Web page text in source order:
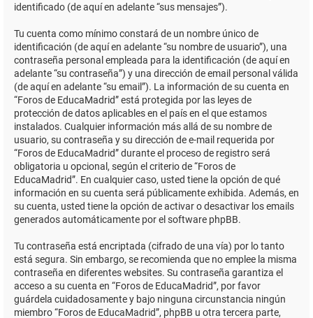
identificado (de aquí en adelante “sus mensajes”).
Tu cuenta como mínimo constará de un nombre único de
identificación (de aquí en adelante “su nombre de usuario”), una
contraseña personal empleada para la identificación (de aquí en
adelante “su contraseña”) y una dirección de email personal válida
(de aquí en adelante “su email”). La información de su cuenta en
“Foros de EducaMadrid” está protegida por las leyes de
protección de datos aplicables en el país en el que estamos
instalados. Cualquier información más allá de su nombre de
usuario, su contraseña y su dirección de e-mail requerida por
“Foros de EducaMadrid” durante el proceso de registro será
obligatoria u opcional, según el criterio de “Foros de
EducaMadrid”. En cualquier caso, usted tiene la opción de qué
información en su cuenta será públicamente exhibida. Además, en
su cuenta, usted tiene la opción de activar o desactivar los emails
generados automáticamente por el software phpBB.
Tu contraseña está encriptada (cifrado de una vía) por lo tanto
está segura. Sin embargo, se recomienda que no emplee la misma
contraseña en diferentes websites. Su contraseña garantiza el
acceso a su cuenta en “Foros de EducaMadrid”, por favor
guárdela cuidadosamente y bajo ninguna circunstancia ningún
miembro “Foros de EducaMadrid”, phpBB u otra tercera parte,